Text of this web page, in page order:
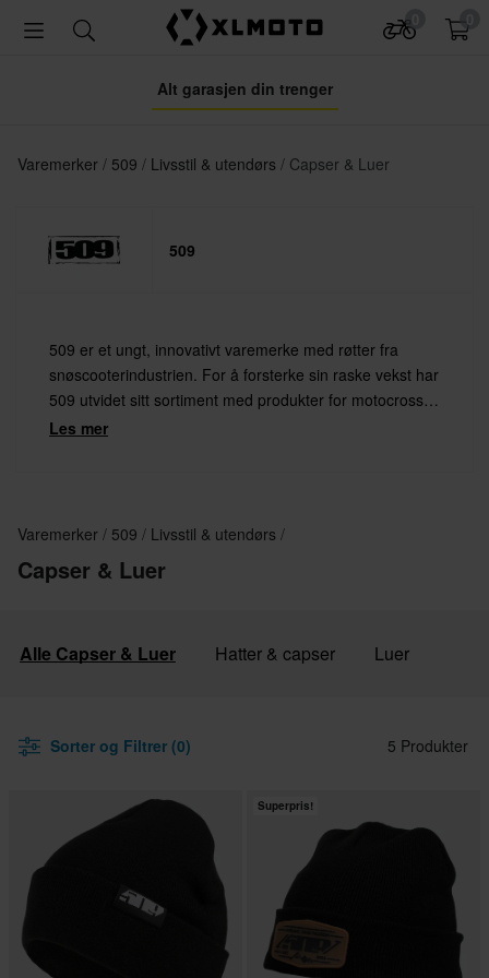
Alt garasjen din trenger
Varemerker 509 Livsstil & utendørs Capser & Luer
509
509 er et ungt, innovativt varemerke med røtter fra
snøscooterindustrien. For å forsterke sin raske vekst har
509 utvidet sitt sortiment med produkter for motocross
og andre actionsporter. 509 lager kule snøscooterbriller,
Les mer
Varemerker 509 Livsstil & utendørs
Capser & Luer
Alle Capser & Luer Hatter & capser Luer
Sorter og Filtrer (0) 5 Produkter
Superpris!